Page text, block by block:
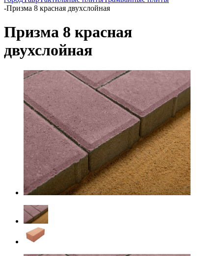
-Призма 8 красная двухслойная
Призма 8 красная
двухслойная